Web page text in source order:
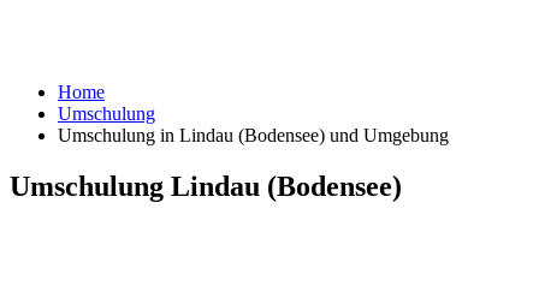
Home
Umschulung
Umschulung in Lindau (Bodensee) und Umgebung
Umschulung Lindau (Bodensee)